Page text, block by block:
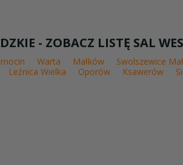
- ZOBACZ LISTĘ SAL
Warta Małków Swolszewice
Leźnica Wielka Oporów Ksawerów